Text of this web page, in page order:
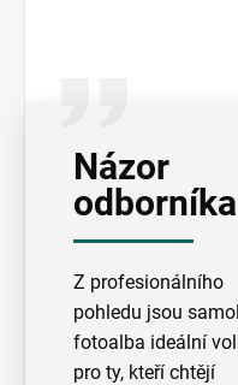
Názor
odborníka
Z profesionálního
pohledu jsou
fotoalba ideální
pro ty, kteří chtějí